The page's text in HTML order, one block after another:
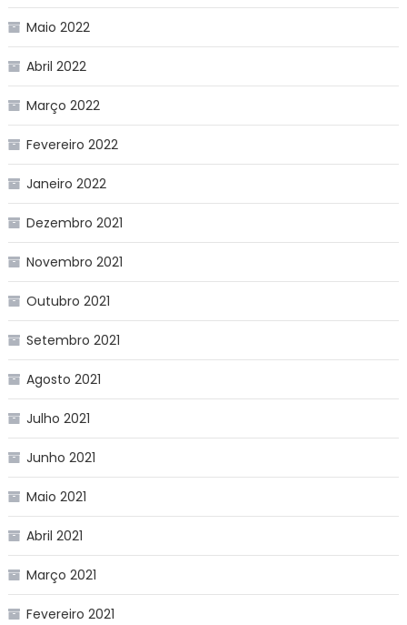
Maio 2022
Abril 2022
Março 2022
Fevereiro 2022
Janeiro 2022
Dezembro 2021
Novembro 2021
Outubro 2021
Setembro 2021
Agosto 2021
Julho 2021
Junho 2021
Maio 2021
Abril 2021
Março 2021
Fevereiro 2021